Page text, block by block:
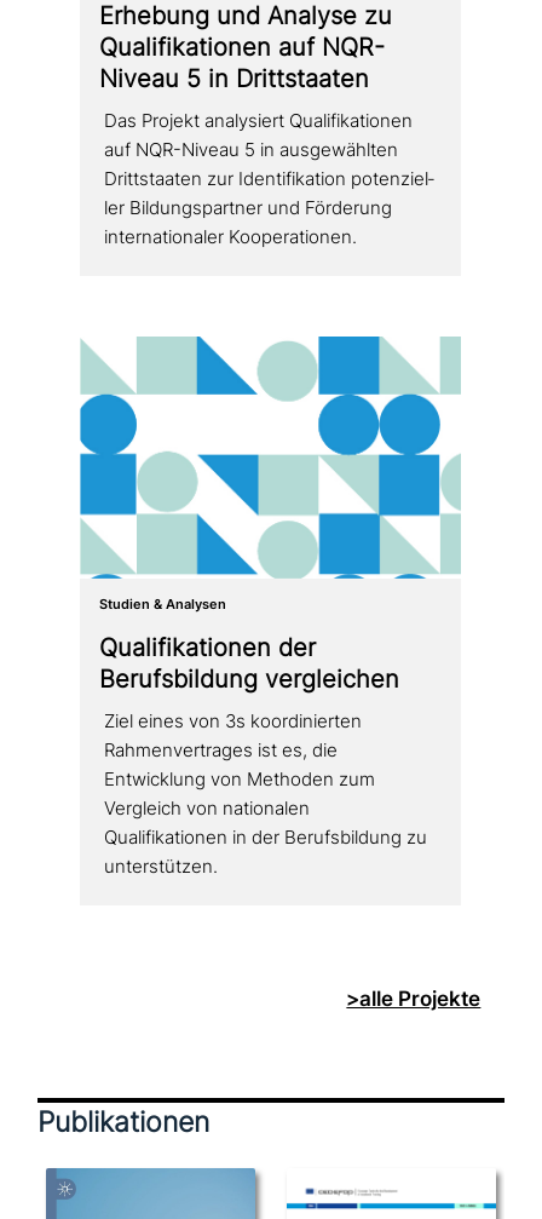
Erhebung und Analyse zu
Qualifikationen auf NQR-
Niveau 5 in Drittstaaten
Das Projekt ana­ly­siert Qualifikationen
auf NQR-Niveau 5 in aus­ge­wähl­ten
Drittstaaten zur Identifikation poten­zi­el­
ler Bildungspartner und Förderung
inter­na­tio­na­ler Kooperationen.
Studien & Analysen
Qualifikationen der
Berufsbildung vergleichen
Ziel eines von 3s koor­di­nier­ten
Rahmenvertrages ist es, die
Entwicklung von Methoden zum
Vergleich von natio­na­len
Qualifikationen in der Berufsbildung zu
unterstützen.
>alle Projekte
Publikationen